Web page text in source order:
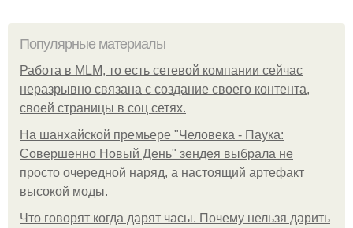
Популярные материалы
Работа в MLM, то есть сетевой компании сейчас
неразрывно связана с создание своего контента,
своей страницы в соц сетях.
На шанхайской премьере "Человека - Паука:
Совершенно Новый День" зендея выбрала не
просто очередной наряд, а настоящий артефакт
высокой моды.
Что говорят когда дарят часы. Почему нельзя дарить